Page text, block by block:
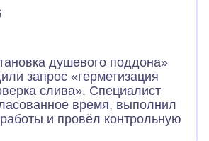
душевого поддона»
запрос «герметизация
слива». Специалист
время, выполнил
и провёл контрольную